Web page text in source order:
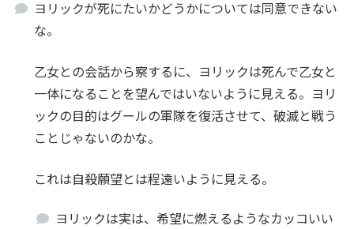
ヨリックが死にたいかどうかについては同意できない
な。
乙女との会話から察するに、ヨリックは死んで乙女と
一体になることを望んではいないように見える。ヨリ
ックの目的はグールの軍隊を復活させて、破滅と戦う
ことじゃないのかな。
これは自殺願望とは程遠いように見える。
ヨリックは実は、希望に燃えるようなカッコいい